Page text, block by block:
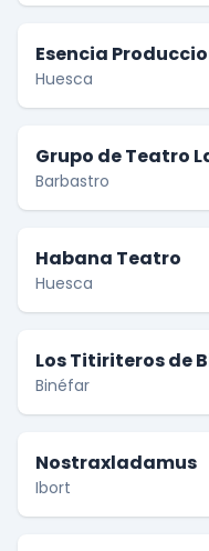
Esencia
Huesca
Grupo de Teatro
Barbastro
Habana Teatro
Huesca
Los Titiriteros de
Binéfar
Nostraxladamus
Ibort